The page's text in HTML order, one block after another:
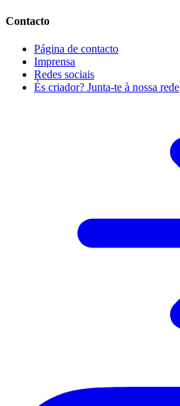
Contacto
Página de contacto
Imprensa
Redes sociais
És criador? Junta-te à nossa rede